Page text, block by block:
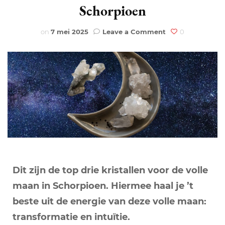
Schorpioen
on 7 mei 2025 Leave a Comment on
voor
de
volle
maan
in
Schorpioen
0
Dit zijn de top drie kristallen voor de volle
maan in Schorpioen. Hiermee haal je ’t
beste uit de energie van deze volle maan:
transformatie en intuïtie.